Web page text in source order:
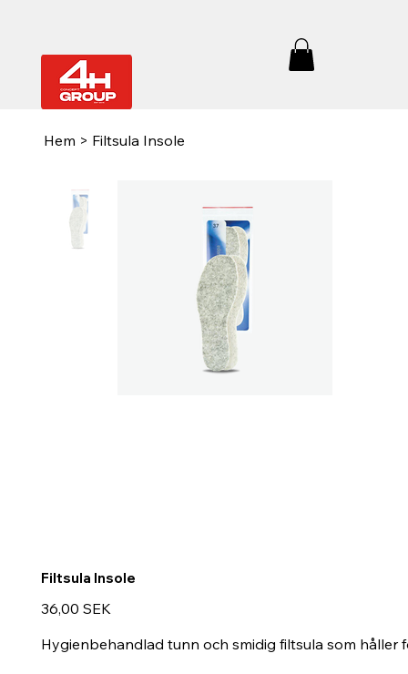
Hem > Filtsula Insole
Filtsula Insole
Prix
36,00 SEK
Hygienbehandlad tunn och smidig filtsula som håller